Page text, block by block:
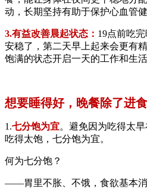
动，长期坚持有助于保护心血管健
3.有益改善晨起状态： 19点前吃
安稳了，第二天早上起来会更有
饱满的状态开启一天的工作和生活
想要睡得好，晚餐除了进
1.七分饱为宜。避免因为吃得太
吃得太饱，七分饱为宜。
何为七分饱？
——胃里不胀、不饿，食欲基本消